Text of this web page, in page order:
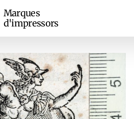
Marques
d'impressors